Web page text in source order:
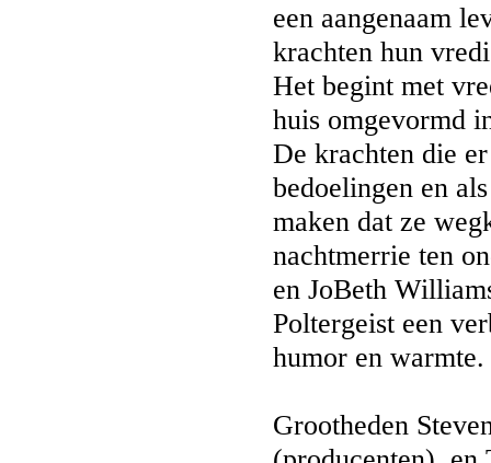
een aangenaam
krachten hun
Het begint met
huis omgevormd
De krachten die
bedoelingen en
maken dat ze
nachtmerrie ten
en JoBeth
Poltergeist een
humor en warmte.
Grootheden